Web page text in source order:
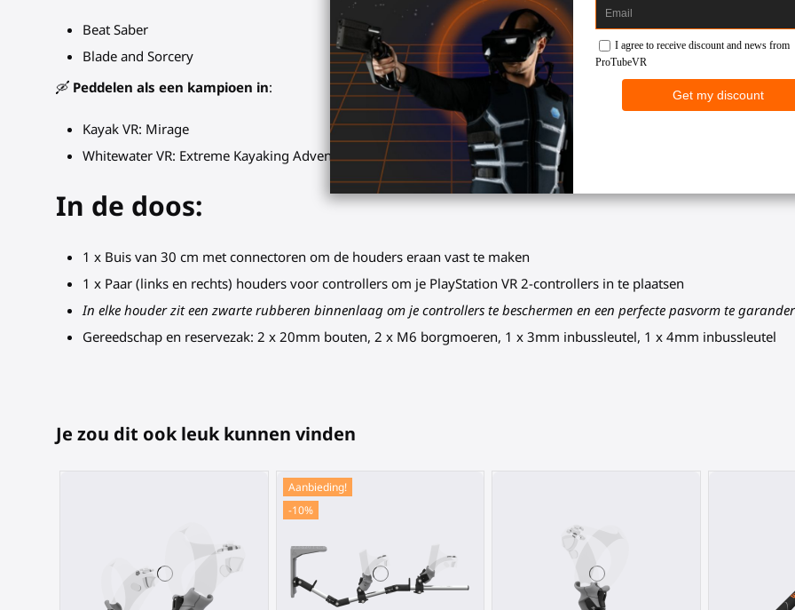
Beat Saber
Blade and Sorcery
🛶 Peddelen als een kampioen in:
Kayak VR: Mirage
Whitewater VR: Extreme Kayaking Adventure
In de doos:
1 x Buis van 30 cm met connectoren om de houders eraan vast te maken
1 x Paar (links en rechts) houders voor controllers om je PlayStation VR 2-controllers in te plaatsen
In elke houder zit een zwarte rubberen binnenlaag om je controllers te beschermen en een perfecte pasvorm te
Gereedschap en reservezak: 2 x 20mm bouten, 2 x M6 borgmoeren, 1 x 3mm inbussleutel, 1 x 4mm inbussleutel
Je zou dit ook leuk kunnen vinden
Aanbieding!
-10%